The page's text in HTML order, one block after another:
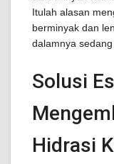
Itulah alasan
berminyak dan
dalamnya
Solusi
Hidrasi